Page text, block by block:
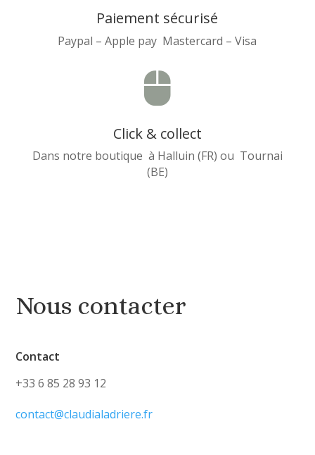
Paiement sécurisé
Paypal – Apple pay Mastercard – Visa

Click & collect
Dans notre boutique à Halluin (FR) ou Tournai
(BE)
Nous contacter
Contact
+33 6 85 28 93 12
contact@claudialadriere.fr